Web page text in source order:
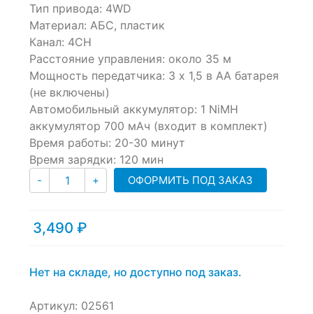
on
customer
Тип привода: 4WD
Материал: АБС, пластик
Канал: 4CH
Расстояние управления: около 35 м
Мощность передатчика: 3 х 1,5 в AA батарея
(не включены)
Автомобильный аккумулятор: 1 NiMH
аккумулятор 700 мАч (входит в комплект)
Время работы: 20-30 минут
Время зарядки: 120 мин
- Количество
+ ОФОРМИТЬ ПОД ЗАКАЗ
3,490 ₽
Нет на складе, но доступно под заказ.
Артикул: 02561